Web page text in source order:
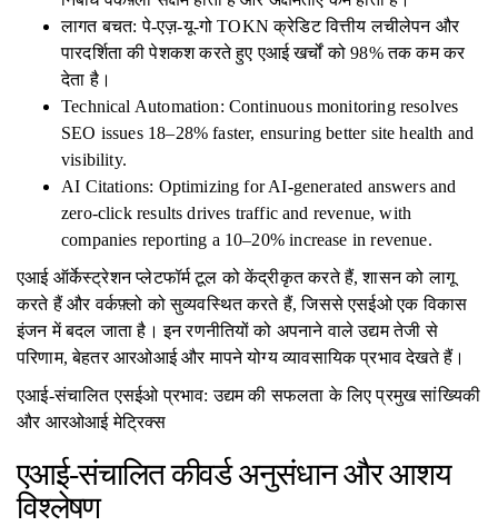
लागत बचत: पे-एज़-यू-गो TOKN क्रेडिट वित्तीय लचीलेपन और
पारदर्शिता की पेशकश करते हुए एआई खर्चों को 98% तक कम कर
देता है।
Technical Automation: Continuous monitoring resolves
SEO issues 18–28% faster, ensuring better site health and
visibility.
AI Citations: Optimizing for AI-generated answers and
zero-click results drives traffic and revenue, with
companies reporting a 10–20% increase in revenue.
एआई ऑर्केस्ट्रेशन प्लेटफॉर्म टूल को केंद्रीकृत करते हैं, शासन को लागू
करते हैं और वर्कफ़्लो को सुव्यवस्थित करते हैं, जिससे एसईओ एक विकास
इंजन में बदल जाता है। इन रणनीतियों को अपनाने वाले उद्यम तेजी से
परिणाम, बेहतर आरओआई और मापने योग्य व्यावसायिक प्रभाव देखते हैं।
एआई-संचालित एसईओ प्रभाव: उद्यम की सफलता के लिए प्रमुख सांख्यिकी
और आरओआई मेट्रिक्स
एआई-संचालित कीवर्ड अनुसंधान और आशय
विश्लेषण